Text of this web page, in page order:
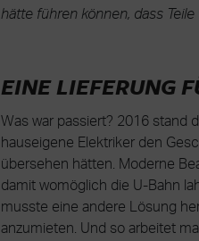
hätte führen können, dass
EINE LIEFERUNG
Was war passiert? 2016 stand
hauseigene Elektriker den
übersehen hätten. Moderne
damit womöglich die U-Bahn
musste eine andere Lösung
anzumieten. Und so arbeitet